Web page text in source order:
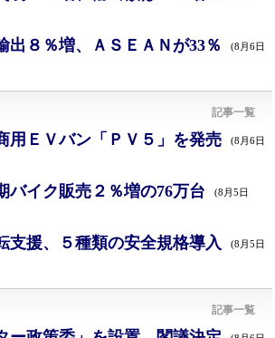
出８％増、ＡＳＥＡＮが33％ (8月6日
記事一覧
用ＥＶバン「ＰＶ５」を発売 (8月6日
バイク販売２％増の76万台 (8月5日
支援、５種類の安全規格導入 (8月5日
記事一覧